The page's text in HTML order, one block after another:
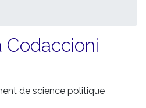
Codaccioni
de science politique